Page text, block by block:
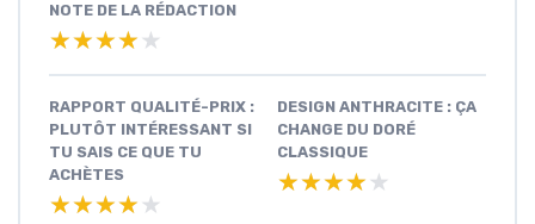
NOTE DE LA RÉDACTION
★★★★★
★★★★★
RAPPORT QUALITÉ-PRIX :
PLUTÔT INTÉRESSANT SI
TU SAIS CE QUE TU
ACHÈTES
★★★★★
★★★★★
DESIGN ANTHRACITE : ÇA
CHANGE DU DORÉ
CLASSIQUE
★★★★★
★★★★★